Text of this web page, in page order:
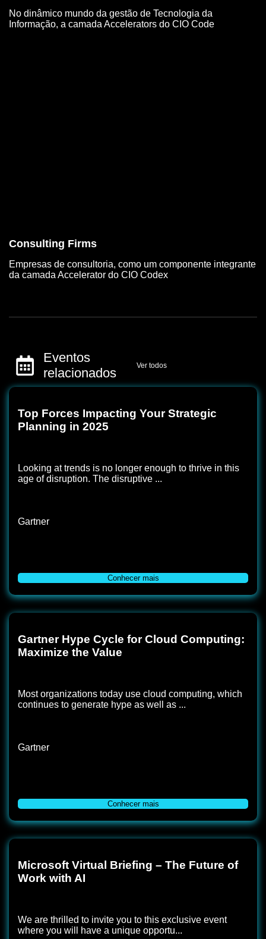
No dinâmico mundo da gestão de Tecnologia da
Informação, a camada Accelerators do CIO Code
Consulting Firms
Empresas de consultoria, como um componente integrante
da camada Accelerator do CIO Codex
Eventos
relacionados
Ver todos
Top Forces Impacting Your Strategic
Planning in 2025
Looking at trends is no longer enough to thrive in this
age of disruption. The disruptive ...
Gartner
Conhecer mais
Gartner Hype Cycle for Cloud Computing:
Maximize the Value
Most organizations today use cloud computing, which
continues to generate hype as well as ...
Gartner
Conhecer mais
Microsoft Virtual Briefing – The Future of
Work with AI
We are thrilled to invite you to this exclusive event
where you will have a unique opportu...